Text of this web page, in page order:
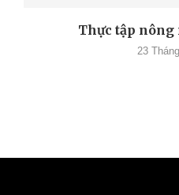
Thực tập nông
23